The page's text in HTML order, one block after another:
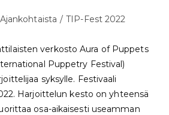
Ajankohtaista / TIP-Fest 2022
verkosto Aura of Puppets
Puppetry Festival)
syksylle. Festivaali
Harjoittelun kesto on yhteensä
osa-aikaisesti useamman